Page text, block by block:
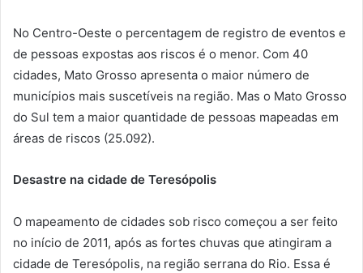
No Centro-Oeste o percentagem de registro de eventos e
de pessoas expostas aos riscos é o menor. Com 40
cidades, Mato Grosso apresenta o maior número de
municípios mais suscetíveis na região. Mas o Mato Grosso
do Sul tem a maior quantidade de pessoas mapeadas em
áreas de riscos (25.092).
Desastre na cidade de Teresópolis
O mapeamento de cidades sob risco começou a ser feito
no início de 2011, após as fortes chuvas que atingiram a
cidade de Teresópolis, na região serrana do Rio. Essa é